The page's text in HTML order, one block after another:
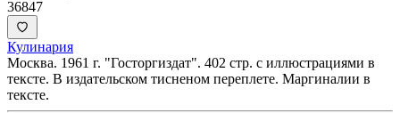
36847
Кулинария
Москва. 1961 г. "Госторгиздат". 402 стр. с иллюстрациями в
тексте. В издательском тисненом переплете. Маргиналии в
тексте.